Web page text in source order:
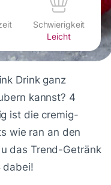
Schwierigkeit
Leicht
Drink ganz
kannst? 4
ist die cremig-
wie ran an den
das Trend-Getränk
dabei!